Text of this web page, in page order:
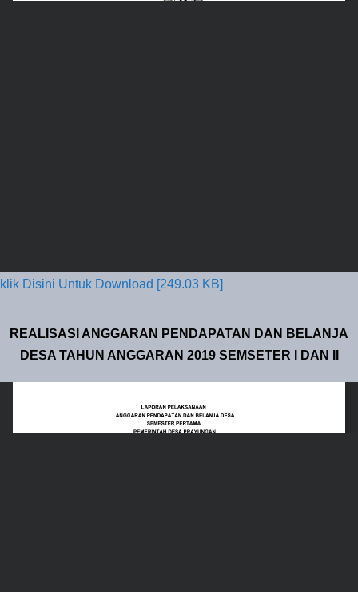
klik Disini Untuk Download [249.03 KB]
REALISASI ANGGARAN PENDAPATAN DAN BELANJA
DESA TAHUN ANGGARAN 2019 SEMSETER I DAN II